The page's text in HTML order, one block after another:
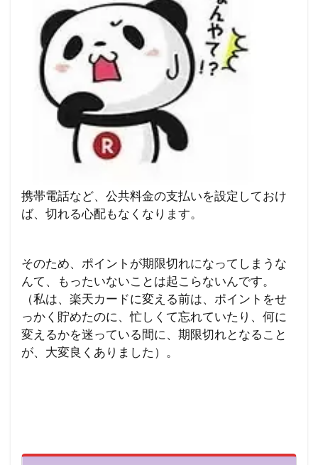
携帯電話など、公共料金の支払いを設定しておけ
ば、切れる心配もなくなります。
そのため、ポイントが期限切れになってしまうな
んて、もったいないことは起こらないんです。
（私は、楽天カードに変える前は、ポイントをせ
っかく貯めたのに、忙しくて忘れていたり、何に
変えるかを迷っている間に、期限切れとなること
が、大変良くありました）。